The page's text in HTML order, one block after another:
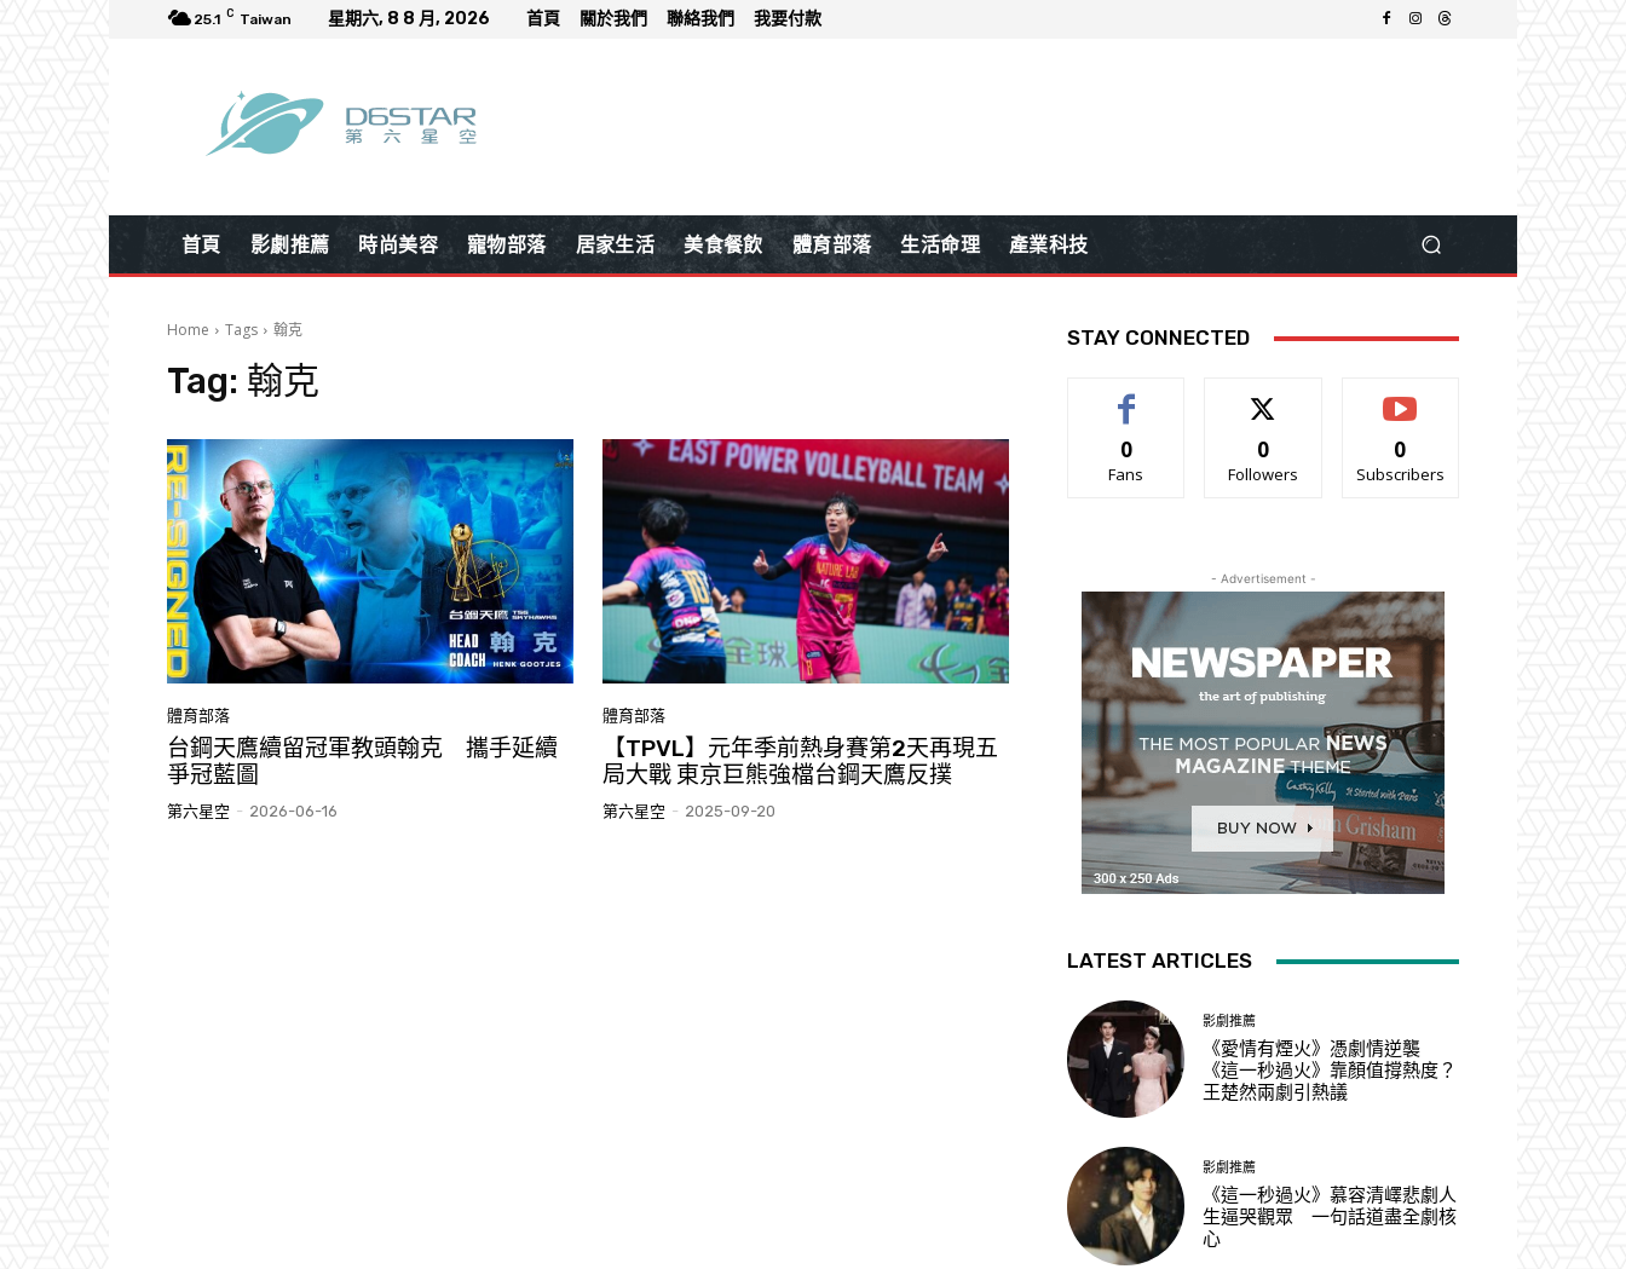
25.1 C Taiwan 星期六, 8 8 月, 2026 首頁 關於我們 聯絡我們 我要付款
首頁 影劇推薦 時尚美容 寵物部落 居家生活 美食餐飲 體育部落 生活命理 產業科技
Home Tags 翰克
Tag: 翰克
體育部落
台鋼天鷹續留冠軍教頭翰克 攜手延續
爭冠藍圖
第六星空 - 2026-06-16
體育部落
【TPVL】元年季前熱身賽第2天再現五
局大戰 東京巨熊強檔台鋼天鷹反撲
第六星空 - 2025-09-20
STAY CONNECTED
0
Fans
0
Followers
0
Subscribers
- Advertisement -
LATEST ARTICLES
影劇推薦
《愛情有煙火》憑劇情逆襲
《這一秒過火》靠顏值撐熱度？
王楚然兩劇引熱議
影劇推薦
《這一秒過火》慕容清嶧悲劇人
生逼哭觀眾 一句話道盡全劇核
心